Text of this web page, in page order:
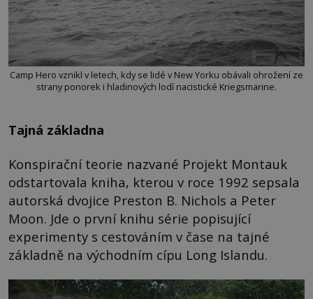
Camp Hero vznikl v letech, kdy se lidé v New Yorku obávali ohrožení ze
strany ponorek i hladinových lodí nacistické Kriegsmarine.
Tajná základna
Konspirační teorie nazvané Projekt Montauk
odstartovala kniha, kterou v roce 1992 sepsala
autorská dvojice Preston B. Nichols a Peter
Moon. Jde o první knihu série popisující
experimenty s cestováním v čase na tajné
základně na východním cípu Long Islandu.